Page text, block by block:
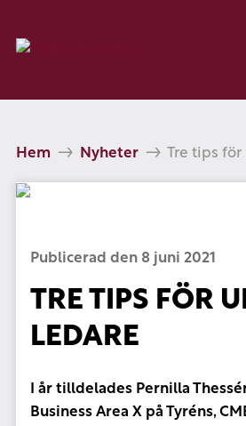
Hem Nyheter Tre tips för
Publicerad den 8 juni 2021
TRE TIPS FÖR
LEDARE
I år tilldelades Pernilla
Business Area X på Tyréns,